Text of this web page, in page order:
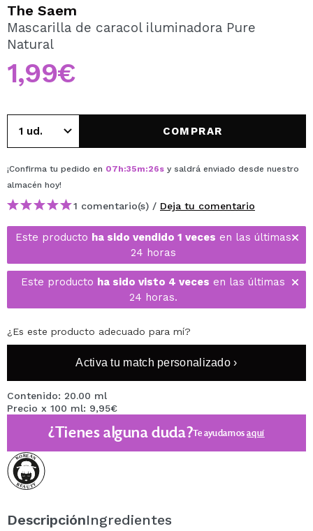
Al crear una cuenta en Maquillalia.com podrás realizar
tus compras rápidamente, revisar el estado de tus
The Saem
Mascarilla de caracol iluminadora Pure
Natural
1,99€
COMPRAR
¡Confirma tu pedido en 07h:35m:26s y saldrá enviado desde nuestro
almacén hoy!
1 comentario(s) / Deja tu comentario
Este producto ha sido vendido 1 veces en las últimas
24 horas
Este producto ha sido visto 4 veces en las últimas
24 horas.
¿Es este producto adecuado para mí?
Activa tu match personalizado ›
Contenido: 20.00 ml
Precio x 100 ml: 9,95€
¿Tienes alguna duda?Te ayudamosaquí
DescripciónIngredientes